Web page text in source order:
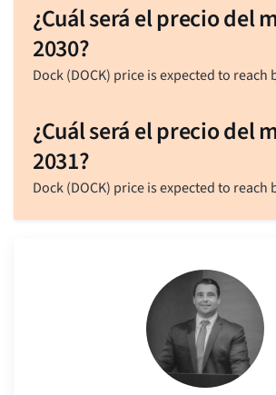
¿Cuál será el precio del
2030?
Dock (DOCK) price is expected to reach
¿Cuál será el precio del
2031?
Dock (DOCK) price is expected to reach